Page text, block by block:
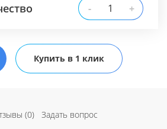
- +
Купить в 1 клик
(0) Задать вопрос